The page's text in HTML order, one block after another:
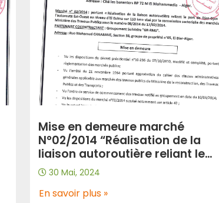
Mise en demeure marché
N°02/2014 “Réalisation de la
liaison autoroutière reliant le
port de Djen-Djen à l’AEO au
niveau d’El Eulma sur
110km”/GR-RMS
30 Mai, 2024
En savoir plus »